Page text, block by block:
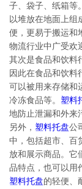
子、袋子、纸箱等
以堆放在地面上组
便，更易于搬运和
物流行业中广受欢
其次是食品和饮料
因此在食品和饮料
可以被用来存储和
冷冻食品等。 塑料
地防止泄漏和外来
另外， 塑料托盘公
中，包括超市、百
放和展示商品。它
品特点，也可以用
塑料托盘的轻便、